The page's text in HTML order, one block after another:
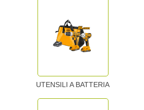
UTENSILI A BATTERIA